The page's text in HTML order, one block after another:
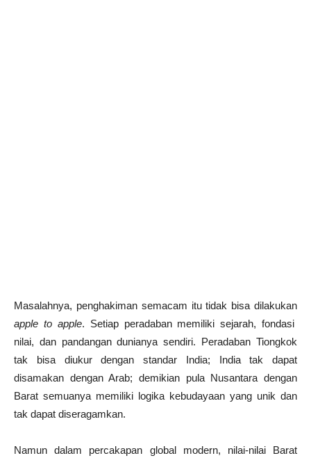
Masalahnya, penghakiman semacam itu tidak bisa dilakukan
apple to apple. Setiap peradaban memiliki sejarah, fondasi
nilai, dan pandangan dunianya sendiri. Peradaban Tiongkok
tak bisa diukur dengan standar India; India tak dapat
disamakan dengan Arab; demikian pula Nusantara dengan
Barat semuanya memiliki logika kebudayaan yang unik dan
tak dapat diseragamkan.
Namun dalam percakapan global modern, nilai-nilai Barat